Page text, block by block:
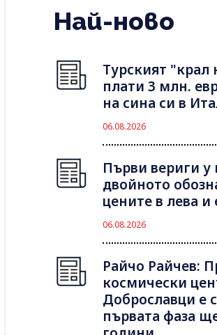
Най-ново
Турският
плати 3 млн.
на сина си в
06.08.2026
Първи вериги у
двойното
цените в лева и
06.08.2026
Райчо Райчев:
космически
Доброславци е
първата фаза